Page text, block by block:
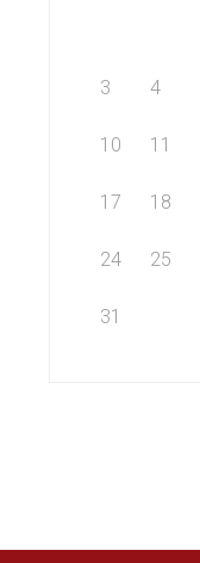
3 4
10 11
17 18
24 25
31